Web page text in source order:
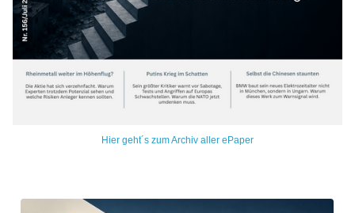
Hier geht´s zum Archiv aller ePaper